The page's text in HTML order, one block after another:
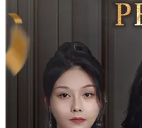
Keluarga Ye yang diwakili
nombor satu di Lingzhou.
keluarga Xiao yang diwakili
pencerobohan seni bela diri
Ye mengkhianati keluarga Ye
untuk memusnahkan keluarga
Feng, Ye Wanqiu, sedang
Ran. Dengan bantuan Xiao
Sha Wusheng, membunuh Ye
melahirkan kembar tiga!